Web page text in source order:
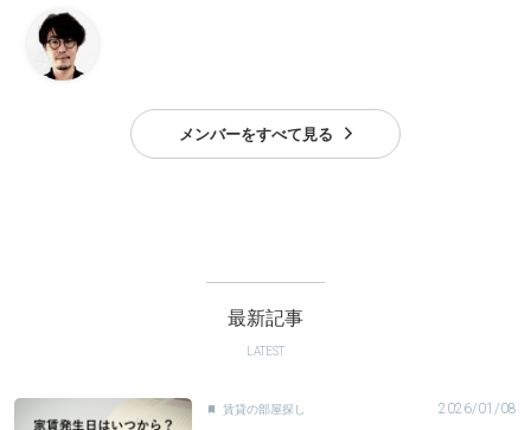
メンバーをすべて見る
最新記事
LATEST
 賃貸の部屋探し 2026/01/08